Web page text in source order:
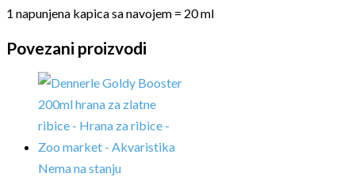
1 napunjena kapica sa navojem = 20 ml
Povezani proizvodi
Nema na stanju